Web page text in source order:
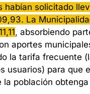
habían solicitado
La
, absorbiendo
aportes
la tarifa frecuente
usuarios) para que
la población